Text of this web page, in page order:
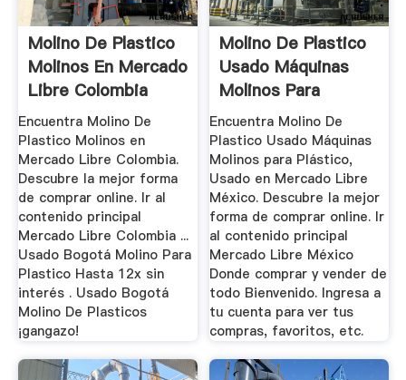
Molino De Plastico
Molinos En Mercado
Libre Colombia
Encuentra Molino De
Plastico Molinos en
Mercado Libre Colombia.
Descubre la mejor forma
de comprar online. Ir al
contenido principal
Mercado Libre Colombia ...
Usado Bogotá Molino Para
Plastico Hasta 12x sin
interés . Usado Bogotá
Molino De Plasticos
¡gangazo!
Molino De Plastico
Usado Máquinas
Molinos Para
Plástico ...
Encuentra Molino De
Plastico Usado Máquinas
Molinos para Plástico,
Usado en Mercado Libre
México. Descubre la mejor
forma de comprar online. Ir
al contenido principal
Mercado Libre México
Donde comprar y vender de
todo Bienvenido. Ingresa a
tu cuenta para ver tus
compras, favoritos, etc.